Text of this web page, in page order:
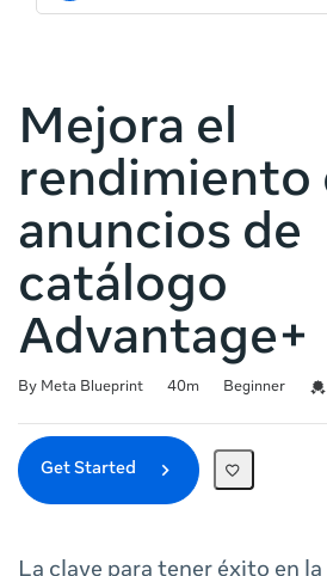
Mejora el
rendimiento
anuncios de
catálogo
Advantage+
By Meta Blueprint
Duration 40m
Difficulty Beginner
Average rating: 5.0
5 reviews
Get Started
La clave para tener éxito en